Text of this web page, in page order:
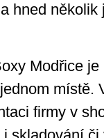
hned několik
Modřice
místě.
firmy v